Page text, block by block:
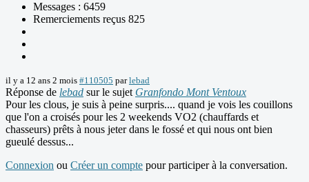
Messages : 6459
Remerciements reçus 825
il y a 12 ans 2 mois #110505 parlebad
Réponse de lebad sur le sujet Granfondo Mont Ventoux
Pour les clous, je suis à peine surpris.... quand je vois les couillons
que l'on a croisés pour les 2 weekends VO2 (chauffards et
chasseurs) prêts à nous jeter dans le fossé et qui nous ont bien
gueulé dessus...
Connexion ou Créer un compte pour participer à la conversation.